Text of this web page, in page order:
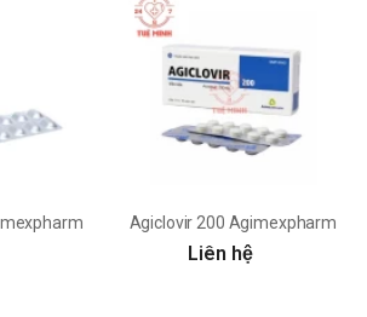
Agiclovir 200 Agimexpharm
Liên hệ